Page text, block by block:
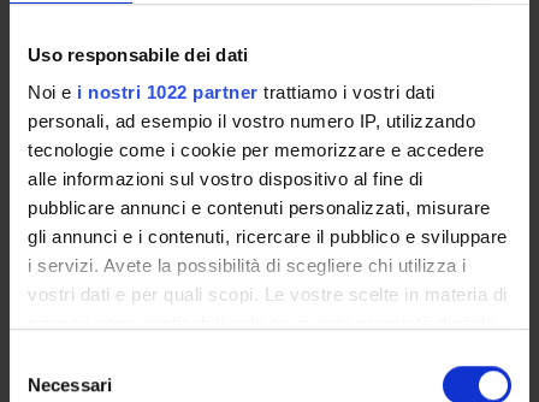
Uso responsabile dei dati
Noi e i nostri 1022 partner trattiamo i vostri dati
personali, ad esempio il vostro numero IP, utilizzando
tecnologie come i cookie per memorizzare e accedere
alle informazioni sul vostro dispositivo al fine di
pubblicare annunci e contenuti personalizzati, misurare
gli annunci e i contenuti, ricercare il pubblico e sviluppare
i servizi. Avete la possibilità di scegliere chi utilizza i
vostri dati e per quali scopi. Le vostre scelte in materia di
modificare o revocare il proprio consenso in qualsiasi
delNecessari
Associate Professor
Giovanni Malerba
Full Professor
Cristina Patuzzo
Technical-administrative staff
Pierfranco Pignatti